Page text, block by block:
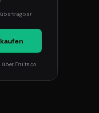
übertragbar
über Fruits.co